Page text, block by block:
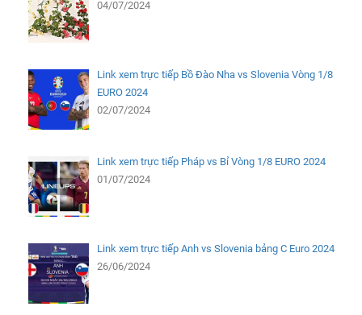
04/07/2024
Link xem trực tiếp Bồ Đào Nha vs Slovenia Vòng 1/8
EURO 2024
02/07/2024
Link xem trực tiếp Pháp vs Bỉ Vòng 1/8 EURO 2024
01/07/2024
Link xem trực tiếp Anh vs Slovenia bảng C Euro 2024
26/06/2024